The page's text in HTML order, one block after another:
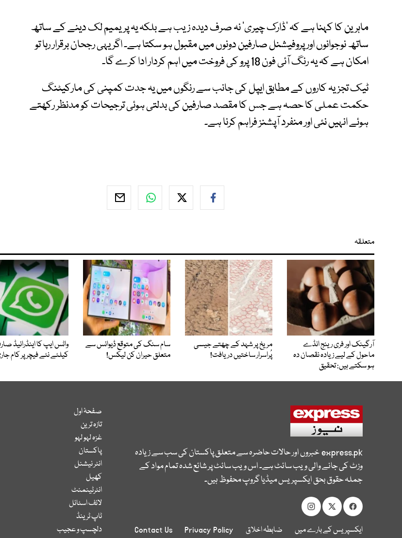
ماہرین کا کہنا ہے کہ ‘ڈارک چیری’ نہ صرف دیدہ زیب ہے بلکہ یہ پریمیم لک دینے کے ساتھ
ساتھ نوجوانوں اور پروفیشنل صارفین دونوں میں مقبول ہو سکتا ہے۔ اگر یہی رجحان برقرار رہا تو
امکان ہے کہ یہ رنگ آئی فون 18 پرو کی فروخت میں اہم کردار ادا کرے گا۔
ٹیک تجزیہ کاروں کے مطابق ایپل کی جانب سے رنگوں میں یہ جدت کمپنی کی مارکیٹنگ
حکمت عملی کا حصہ ہے جس کا مقصد صارفین کی بدلتی ہوئی ترجیحات کو مدنظر رکھتے
ہوئے انہیں نئی اور منفرد آپشنز فراہم کرنا ہے۔
متعلقہ
آرگینک اور فری رینج انڈے
ماحول کے لیے زیادہ نقصان دہ
ہو سکتے ہیں: تحقیق
مریخ پر شہد کے چھتے جیسی
پُراسرار ساختیں دریافت!
سام سنگ کی متوقع ڈیوائس سے
متعلق حیران کن لیکس!
واٹس ایپ کا اینڈرائیڈ
کیلئے نئے فیچر پر کام
express.pkخبروں اور حالات حاضرہ سے متعلق پاکستان کی سب سے زیادہ
وزٹ کی جانے والی ویب سائٹ ہے۔ اس ویب سائٹ پر شائع شدہ تمام مواد کے
جملہ حقوق بحق ایکسپریس میڈیا گروپ محفوظ ہیں۔
ایکسپریس کے بارے میں ضابطہ اخلاق Privacy Policy
Contact Us
صفحۂ اول
تازہ ترین
غزہ لہو لہو
پاکستان
انٹر نیشنل
کھیل
انٹرٹینمنٹ
لائف اسٹائل
ٹاپ ٹرینڈ
دلچسپ و عجیب